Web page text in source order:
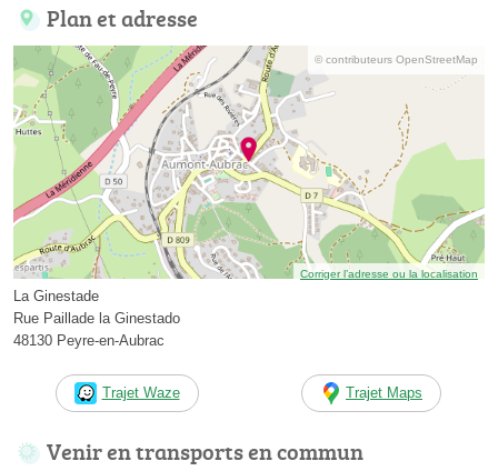
Plan et adresse
© contributeurs OpenStreetMap
Corriger l’adresse ou la localisation
La Ginestade
Rue Paillade la Ginestado
48130 Peyre-en-Aubrac
Trajet Waze Trajet Maps
Venir en transports en commun